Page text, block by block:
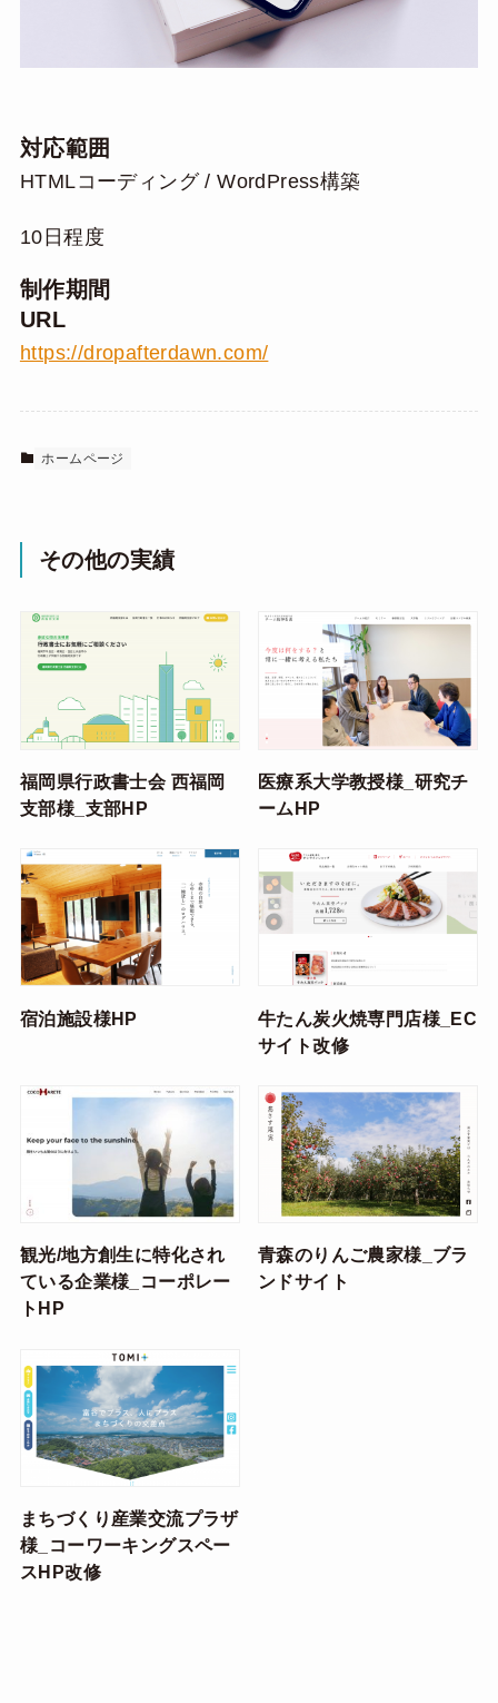
対応範囲
HTMLコーディング / WordPress構築
10日程度
制作期間
URL
https://dropafterdawn.com/
ホームページ
その他の実績
福岡県行政書士会 西福岡
支部様_支部HP
医療系大学教授様_研究チ
ームHP
宿泊施設様HP
牛たん炭火焼専門店様_EC
サイト改修
観光/地方創生に特化され
ている企業様_コーポレー
トHP
青森のりんご農家様_ブラ
ンドサイト
まちづくり産業交流プラザ
様_コーワーキングスペー
スHP改修